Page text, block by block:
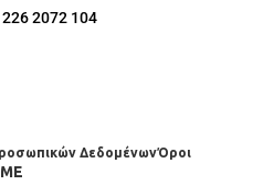
2072 104
ΔεδομένωνΌροι